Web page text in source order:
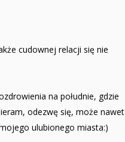
cudownej relacji się nie
na południe, gdzie
odezwę się, może nawet
ulubionego miasta:)